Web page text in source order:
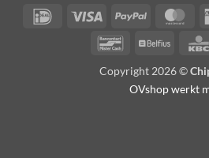
IDeal Visa PayPal
BancontactBelfius
Copyright 2026 ©
OVshop werkt